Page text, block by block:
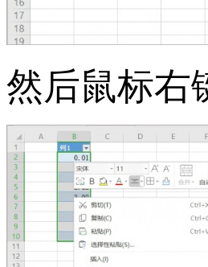
然后鼠标右